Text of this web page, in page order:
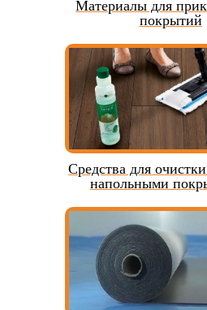
Материалы для
покрытий
Средства для
напольными